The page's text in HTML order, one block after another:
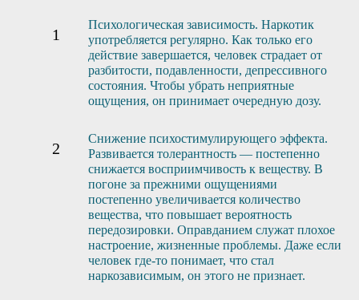
Психологическая зависимость. Наркотик
употребляется регулярно. Как только его
действие завершается, человек страдает от
разбитости, подавленности, депрессивного
состояния. Чтобы убрать неприятные
ощущения, он принимает очередную дозу.
Снижение психостимулирующего эффекта.
Развивается толерантность — постепенно
снижается восприимчивость к веществу. В
погоне за прежними ощущениями
постепенно увеличивается количество
вещества, что повышает вероятность
передозировки. Оправданием служат плохое
настроение, жизненные проблемы. Даже если
человек где-то понимает, что стал
наркозависимым, он этого не признает.